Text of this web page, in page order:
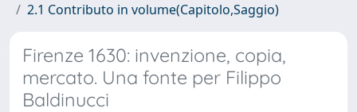
2.1 Contributo in volume(Capitolo,Saggio)
Firenze 1630: invenzione, copia,
mercato. Una fonte per Filippo
Baldinucci